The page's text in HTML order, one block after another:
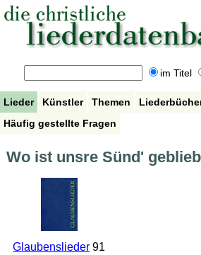
im Titel
Lieder Künstler Themen
Häufig gestellte Fragen
Wo ist unsre Sünd'
Glaubenslieder 91